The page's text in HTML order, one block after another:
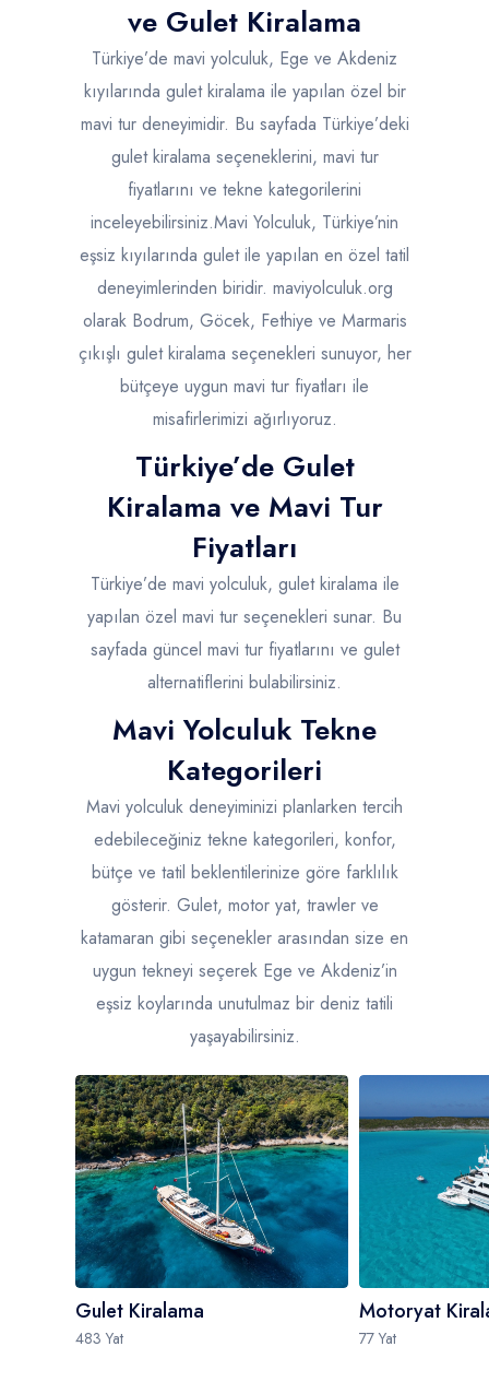
ve Gulet Kiralama
Türkiye’de mavi yolculuk, Ege ve Akdeniz
kıyılarında gulet kiralama ile yapılan özel bir
mavi tur deneyimidir. Bu sayfada Türkiye’deki
gulet kiralama seçeneklerini, mavi tur
fiyatlarını ve tekne kategorilerini
inceleyebilirsiniz.Mavi Yolculuk, Türkiye’nin
eşsiz kıyılarında gulet ile yapılan en özel tatil
deneyimlerinden biridir. maviyolculuk.org
olarak Bodrum, Göcek, Fethiye ve Marmaris
çıkışlı gulet kiralama seçenekleri sunuyor, her
bütçeye uygun mavi tur fiyatları ile
misafirlerimizi ağırlıyoruz.
Türkiye’de Gulet
Kiralama ve Mavi Tur
Fiyatları
Türkiye’de mavi yolculuk, gulet kiralama ile
yapılan özel mavi tur seçenekleri sunar. Bu
sayfada güncel mavi tur fiyatlarını ve gulet
alternatiflerini bulabilirsiniz.
Mavi Yolculuk Tekne
Kategorileri
Mavi yolculuk deneyiminizi planlarken tercih
edebileceğiniz tekne kategorileri, konfor,
bütçe ve tatil beklentilerinize göre farklılık
gösterir. Gulet, motor yat, trawler ve
katamaran gibi seçenekler arasından size en
uygun tekneyi seçerek Ege ve Akdeniz’in
eşsiz koylarında unutulmaz bir deniz tatili
yaşayabilirsiniz.
Gulet Kiralama
483 Yat
Motoryat
77 Yat